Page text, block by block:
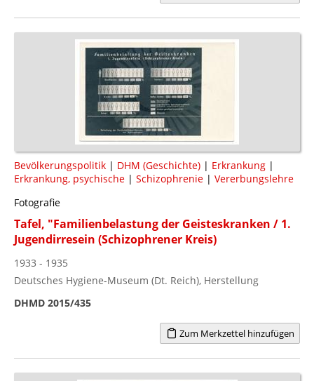
Bevölkerungspolitik | DHM (Geschichte) | Erkrankung |
Erkrankung, psychische | Schizophrenie | Vererbungslehre
Fotografie
Tafel, "Familienbelastung der Geisteskranken / 1.
Jugendirresein (Schizophrener Kreis)
1933 - 1935
Deutsches Hygiene-Museum (Dt. Reich), Herstellung
DHMD 2015/435
Zum Merkzettel hinzufügen